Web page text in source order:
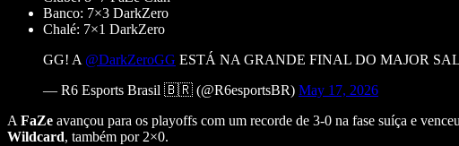
Banco: 7×3 DarkZero
Chalé: 7×1 DarkZero
GG! A @DarkZeroGG ESTÁ NA GRANDE FINAL DO MAJOR
— R6 Esports Brasil 🇧🇷 (@R6esportsBR) May 17, 2026
A FaZe avançou para os playoffs com um recorde de 3-0 na fase suíça e
Wildcard, também por 2×0.